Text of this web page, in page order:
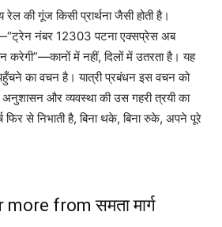
रेल की गूंज किसी प्रार्थना जैसी होती है।
नंबर 12303 पटना एक्सप्रेस अब
करेगी”—कानों में नहीं, दिलों में उतरता है। यह
का वचन है। यात्री प्रबंधन इस वचन को
और व्यवस्था की उस गहरी त्रयी का
फिर से निभाती है, बिना थके, बिना रुके, अपने पूरे
from समता मार्ग